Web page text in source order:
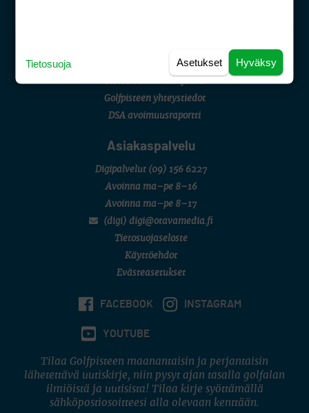
Mediahinnasto
Golfpisteen yhteystiedot
DSA avoimuusraportti
Asiakaspalvelu
Digipalvelut (09) 156 6227
Avoinna ma–pe 8–16
Avoinna ma–pe 8–17
(digi) digi@otavamedia.fi
Tietosuojaseloste
Käyttöehdot
Evästeasetukset
FACEBOOK INSTAGRAM
YOUTUBE
Tilaa Golfpisteen maanantaisin ja perjantaisin
lähetettävä uutiskirje, niin pysyt ajan tasalla golfalan
ilmiöistä ja uutisista! Tilaa kirje syöttämällä
sähköpostiosoitteesi alla olevaan kenttään.
Hyväksy
Asetukset
Tietosuoja